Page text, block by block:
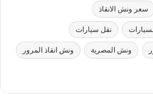
سعر ونش الانقاذ
نقل سيارات
ونش المصرية ونش انقاذ المرور